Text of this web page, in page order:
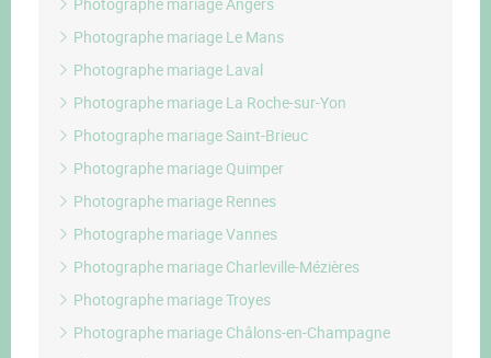
Photographe mariage Le Mans
Photographe mariage Laval
Photographe mariage La Roche-sur-Yon
Photographe mariage Saint-Brieuc
Photographe mariage Quimper
Photographe mariage Rennes
Photographe mariage Vannes
Photographe mariage Charleville-Mézières
Photographe mariage Troyes
Photographe mariage Châlons-en-Champagne